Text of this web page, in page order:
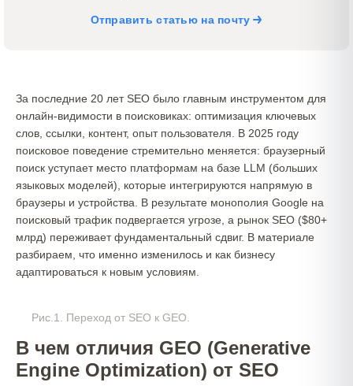
Отправить статью на почту
За последние 20 лет SEO было главным инструментом для
онлайн-видимости в поисковиках: оптимизация ключевых
слов, ссылки, контент, опыт пользователя. В 2025 году
поисковое поведение стремительно меняется: браузерный
поиск уступает место платформам на базе LLM (больших
языковых моделей), которые интегрируются напрямую в
браузеры и устройства. В результате монополия Google на
поисковый трафик подвергается угрозе, а рынок SEO ($80+
млрд) переживает фундаментальный сдвиг. В материале
разбираем, что именно изменилось и как бизнесу
адаптироваться к новым условиям.
Рис.1. Переход от SEO к GEO.
В чем отличия GEO (Generative
Engine Optimization) от SEO